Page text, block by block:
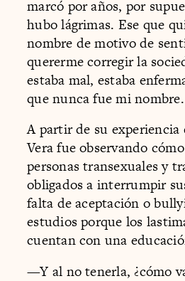
marcó por años, por
hubo lágrimas. Ese que
nombre de motivo de
quererme corregir la
estaba mal, estaba
que nunca fue mi nombre.
A partir de su experiencia
Vera fue observando
personas transexuales y
obligados a interrumpir
falta de aceptación o
estudios porque los
cuentan con una
—Y al no tenerla, ¿cómo